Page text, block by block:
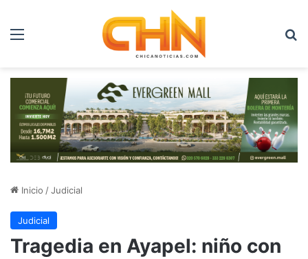
Menú
Inicio /Judicial
Judicial
Tragedia en Ayapel: niño con